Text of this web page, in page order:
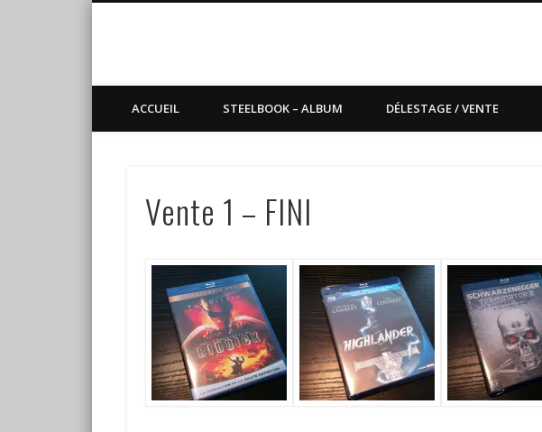
ACCUEIL STEELBOOK – ALBUM DÉLESTAGE / VENTE
Vente 1 – FINI